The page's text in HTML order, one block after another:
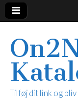
Tilføj dit link og